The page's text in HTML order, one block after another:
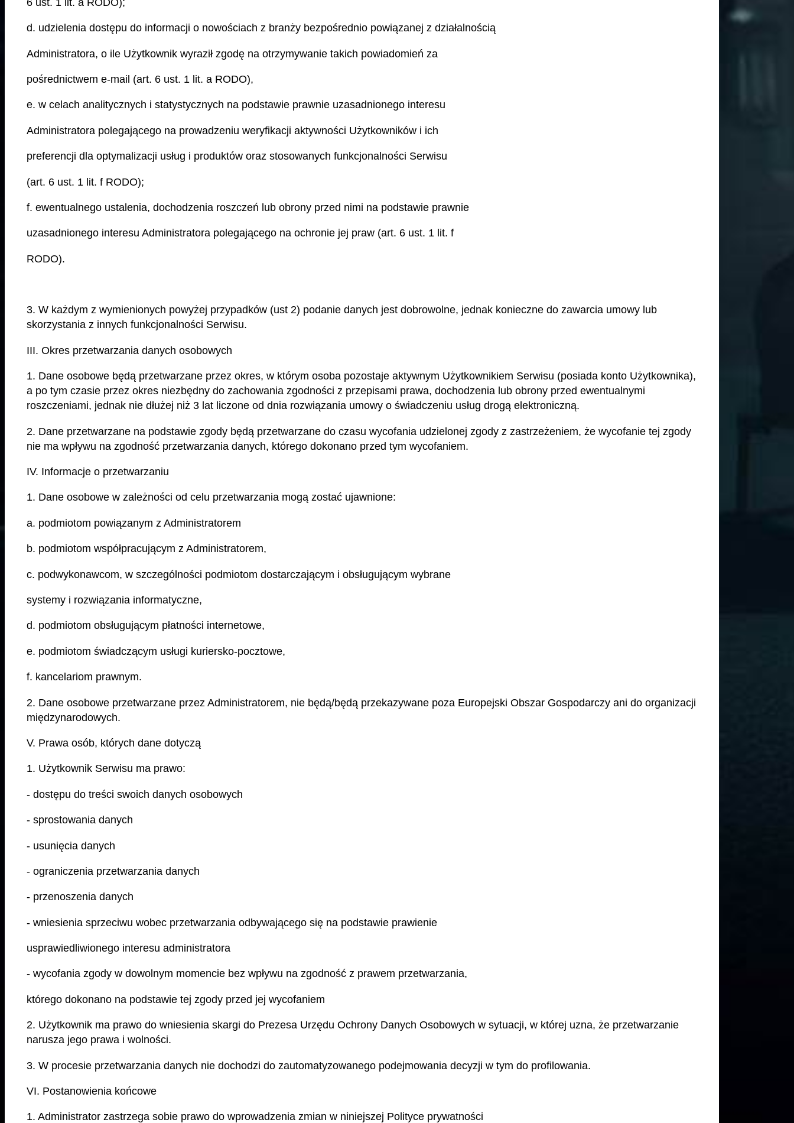
d. udzielenia dostępu do informacji o nowościach z branży bezpośrednio powiązanej z działalnością
Administratora, o ile Użytkownik wyraził zgodę na otrzymywanie takich powiadomień za
pośrednictwem e-mail (art. 6 ust. 1 lit. a RODO),
e. w celach analitycznych i statystycznych na podstawie prawnie uzasadnionego interesu
Administratora polegającego na prowadzeniu weryfikacji aktywności Użytkowników i ich
preferencji dla optymalizacji usług i produktów oraz stosowanych funkcjonalności Serwisu
(art. 6 ust. 1 lit. f RODO);
f. ewentualnego ustalenia, dochodzenia roszczeń lub obrony przed nimi na podstawie prawnie
uzasadnionego interesu Administratora polegającego na ochronie jej praw (art. 6 ust. 1 lit. f
RODO).
3. W każdym z wymienionych powyżej przypadków (ust 2) podanie danych jest dobrowolne, jednak konieczne do zawarcia umowy lub
skorzystania z innych funkcjonalności Serwisu.
III. Okres przetwarzania danych osobowych
1. Dane osobowe będą przetwarzane przez okres, w którym osoba pozostaje aktywnym Użytkownikiem Serwisu (posiada konto Użytkownika),
a po tym czasie przez okres niezbędny do zachowania zgodności z przepisami prawa, dochodzenia lub obrony przed ewentualnymi
roszczeniami, jednak nie dłużej niż 3 lat liczone od dnia rozwiązania umowy o świadczeniu usług drogą elektroniczną.
2. Dane przetwarzane na podstawie zgody będą przetwarzane do czasu wycofania udzielonej zgody z zastrzeżeniem, że wycofanie tej zgody
nie ma wpływu na zgodność przetwarzania danych, którego dokonano przed tym wycofaniem.
IV. Informacje o przetwarzaniu
1. Dane osobowe w zależności od celu przetwarzania mogą zostać ujawnione:
a. podmiotom powiązanym z Administratorem
b. podmiotom współpracującym z Administratorem,
c. podwykonawcom, w szczególności podmiotom dostarczającym i obsługującym wybrane
systemy i rozwiązania informatyczne,
d. podmiotom obsługującym płatności internetowe,
e. podmiotom świadczącym usługi kuriersko-pocztowe,
f. kancelariom prawnym.
2. Dane osobowe przetwarzane przez Administratorem, nie będą/będą przekazywane poza Europejski Obszar Gospodarczy ani do organizacji
międzynarodowych.
V. Prawa osób, których dane dotyczą
1. Użytkownik Serwisu ma prawo:
- dostępu do treści swoich danych osobowych
- sprostowania danych
- usunięcia danych
- ograniczenia przetwarzania danych
- przenoszenia danych
- wniesienia sprzeciwu wobec przetwarzania odbywającego się na podstawie prawienie
usprawiedliwionego interesu administratora
- wycofania zgody w dowolnym momencie bez wpływu na zgodność z prawem przetwarzania,
którego dokonano na podstawie tej zgody przed jej wycofaniem
2. Użytkownik ma prawo do wniesienia skargi do Prezesa Urzędu Ochrony Danych Osobowych w sytuacji, w której uzna, że przetwarzanie
narusza jego prawa i wolności.
3. W procesie przetwarzania danych nie dochodzi do zautomatyzowanego podejmowania decyzji w tym do profilowania.
VI. Postanowienia końcowe
1. Administrator zastrzega sobie prawo do wprowadzenia zmian w niniejszej Polityce prywatności